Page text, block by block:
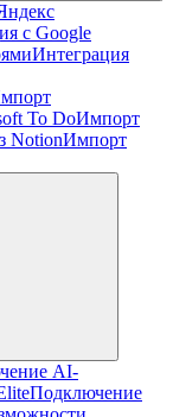
с Google
Интеграция
To DoИмпорт
NotionИмпорт
AI-
Подключение